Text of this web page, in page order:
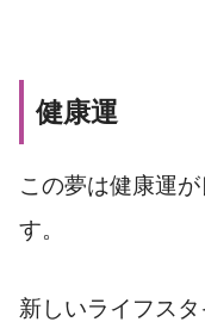
健康運
この夢は健康運
す。
新しいライフス